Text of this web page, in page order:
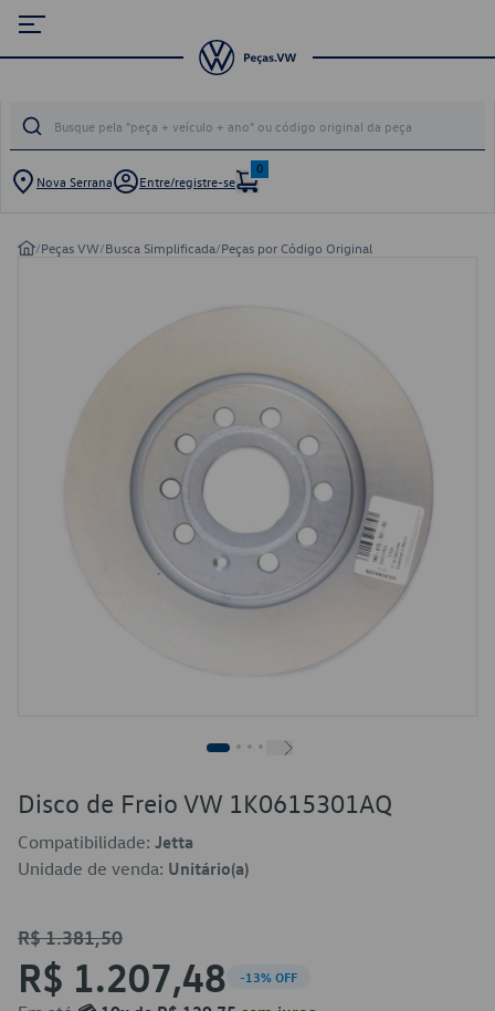
Nova Serrana Entre/registre-se
0
/Peças VW/Busca Simplificada/Peças por Código Original
Disco de Freio VW 1K0615301AQ
Compatibilidade: Jetta
Unidade de venda: Unitário(a)
R$ 1.381,50
R$ 1.207,48 -13% OFF